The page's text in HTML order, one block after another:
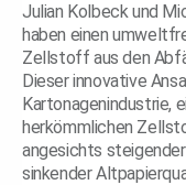
Julian Kolbeck und
haben einen
Zellstoff aus den
Dieser innovative
Kartonagenindustrie,
herkömmlichen
angesichts
sinkender